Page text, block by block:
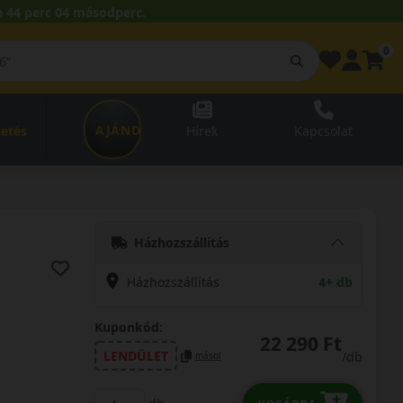
44 perc 02 másodperc.
AJÁNDÉKUTALVÁNY
Házhozszállítás
Házhozszállítás 4+ db
Kuponkód:
LENDÜLET
másol 22 290 Ft
/db